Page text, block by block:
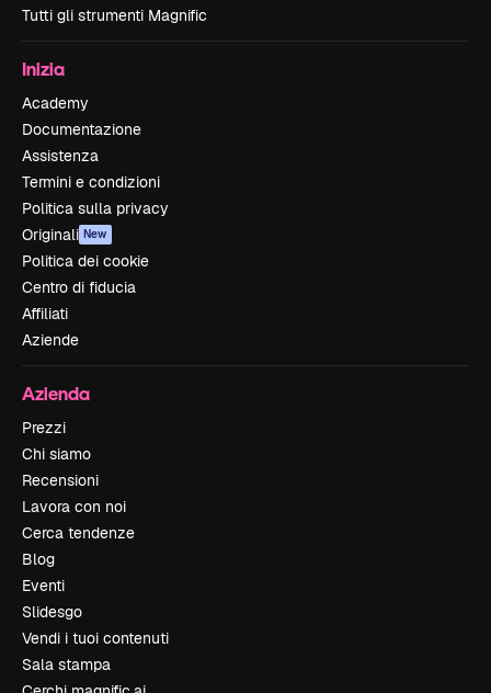
Tutti gli strumenti Magnific
Inizia
Academy
Documentazione
Assistenza
Termini e condizioni
Politica sulla privacy
Originali New
Politica dei cookie
Centro di fiducia
Affiliati
Aziende
Azienda
Prezzi
Chi siamo
Recensioni
Lavora con noi
Cerca tendenze
Blog
Eventi
Slidesgo
Vendi i tuoi contenuti
Sala stampa